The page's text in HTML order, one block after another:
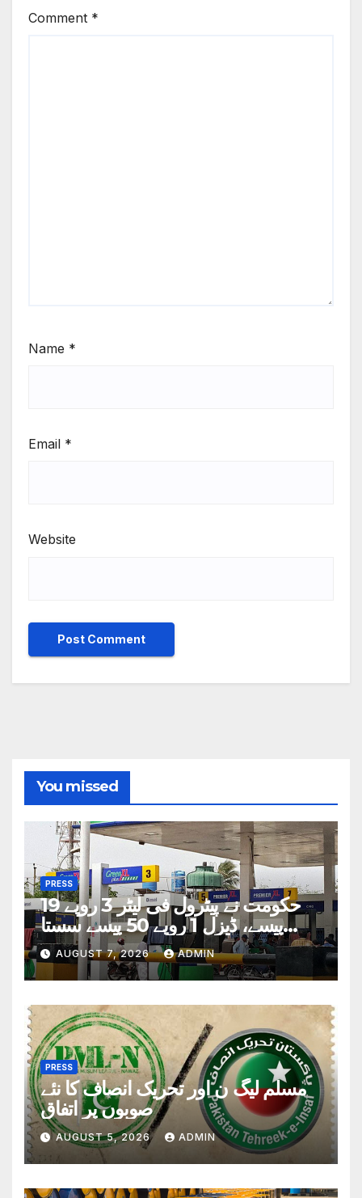
Comment *
Name *
Email *
Website
You missed
PRESS
حکومت نے پیٹرول فی لیٹر 3 روپے 19
پیسے، ڈیزل 1 روپے 50 پیسے سستا
کردیا
AUGUST 7, 2026 ADMIN
PRESS
مسلم لیگ ن اور تحریک انصاف کا نئے
صوبوں پر اتفاق
AUGUST 5, 2026 ADMIN